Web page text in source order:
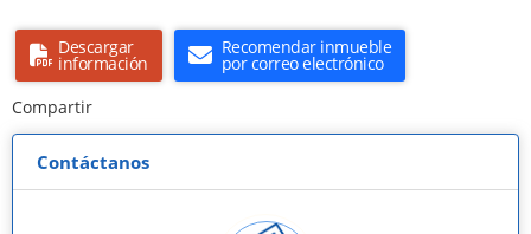
Descargar
información
Recomendar inmueble
por correo electrónico
Compartir
Contáctanos